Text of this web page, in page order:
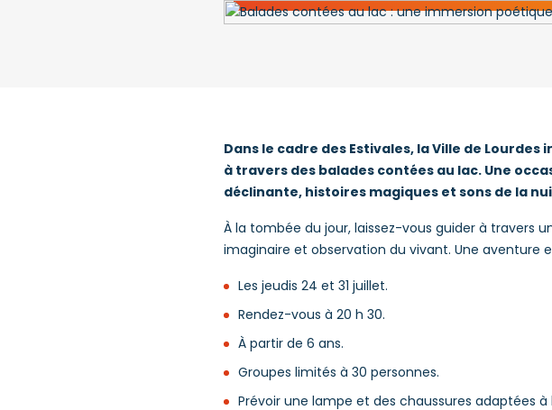
Dans le cadre des Estivales, la Ville de
à travers des balades contées au lac. Une
déclinante, histoires magiques et sons de la
À la tombée du jour, laissez-vous guider à travers
imaginaire et observation du vivant. Une aventure
Les jeudis 24 et 31 juillet.
Rendez-vous à 20 h 30.
À partir de 6 ans.
Groupes limités à 30 personnes.
Prévoir une lampe et des chaussures adaptées à